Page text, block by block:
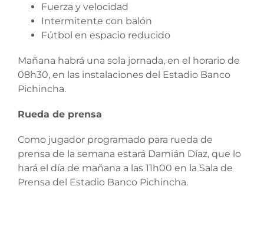
Fuerza y velocidad
Intermitente con balón
Fútbol en espacio reducido
Mañana habrá una sola jornada, en el horario de
08h30, en las instalaciones del Estadio Banco
Pichincha.
Rueda de prensa
Como jugador programado para rueda de
prensa de la semana estará Damián Díaz, que lo
hará el día de mañana a las 11h00 en la Sala de
Prensa del Estadio Banco Pichincha.